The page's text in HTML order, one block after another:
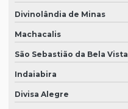
Divinolândia de Minas
Machacalis
São Sebastião da Bela Vista
Indaiabira
Divisa Alegre